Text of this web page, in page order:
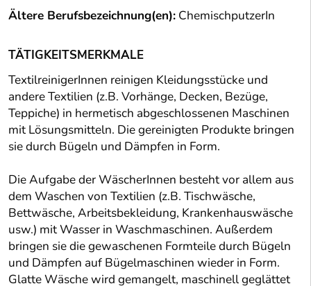
Ältere Berufsbezeichnung(en): ChemischputzerIn
TÄTIGKEITSMERKMALE
TextilreinigerInnen reinigen Kleidungsstücke und
andere Textilien (z.B. Vorhänge, Decken, Bezüge,
Teppiche) in hermetisch abgeschlossenen Maschinen
mit Lösungsmitteln. Die gereinigten Produkte bringen
sie durch Bügeln und Dämpfen in Form.
Die Aufgabe der WäscherInnen besteht vor allem aus
dem Waschen von Textilien (z.B. Tischwäsche,
Bettwäsche, Arbeitsbekleidung, Krankenhauswäsche
usw.) mit Wasser in Waschmaschinen. Außerdem
bringen sie die gewaschenen Formteile durch Bügeln
und Dämpfen auf Bügelmaschinen wieder in Form.
Glatte Wäsche wird gemangelt, maschinell geglättet